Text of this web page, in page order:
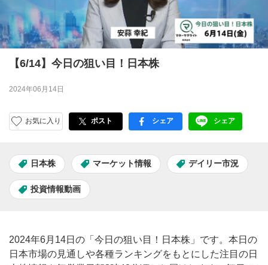
【6/14】今日の狙い目！日本株
2024年06月14日
お気に入り ポスト facebook
シェア LINE
シェア
日本株 マーケット情報 デイリー市況
投資情報動画
2024年6月14日の「今日の狙い目！日本株」です。本日の
日本市場の見通しや各種ランキングをもとにした注目の日